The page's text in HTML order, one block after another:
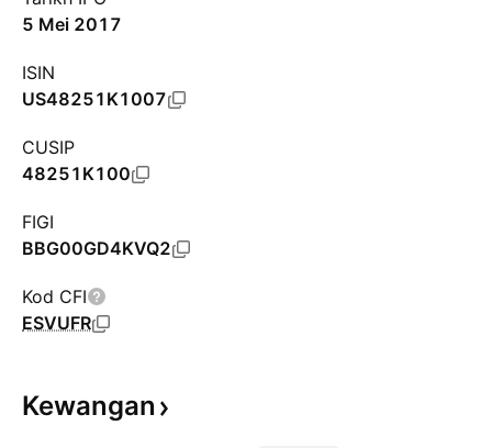
5 Mei 2017
ISIN
US48251K1007
CUSIP
48251K100
FIGI
BBG00GD4KVQ2
Kod CFI
ESVUFR
Kewangan